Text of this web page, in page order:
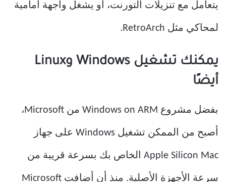
يتعامل مع تنزيلات التورنت، أو يشغل واجهة أمامية
لمحاكي مثل RetroArch.
يمكنك تشغيل Windows وLinux
أيضًا
بفضل مشروع Windows on ARM من Microsoft،
أصبح من الممكن تشغيل Windows على جهاز
Apple Silicon Mac الخاص بك بسرعة قريبة من
سرعة الأجهزة الأصلية. منذ أن أضافت Microsoft